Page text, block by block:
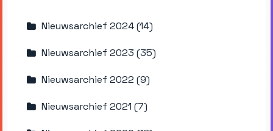
Nieuwsarchief 2024 (14)
Nieuwsarchief 2023 (35)
Nieuwsarchief 2022 (9)
Nieuwsarchief 2021 (7)